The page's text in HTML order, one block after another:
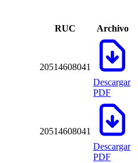
RUC Archivo
20514608041
Descargar
PDF
20514608041
Descargar
PDF